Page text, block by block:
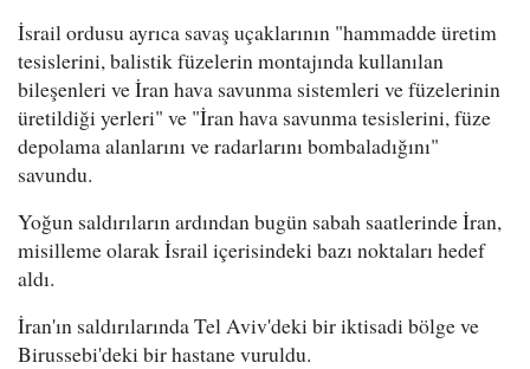
İsrail ordusu ayrıca savaş uçaklarının "hammadde üretim
tesislerini, balistik füzelerin montajında kullanılan
bileşenleri ve İran hava savunma sistemleri ve füzelerinin
üretildiği yerleri" ve "İran hava savunma tesislerini, füze
depolama alanlarını ve radarlarını bombaladığını"
savundu.
Yoğun saldırıların ardından bugün sabah saatlerinde İran,
misilleme olarak İsrail içerisindeki bazı noktaları hedef
aldı.
İran'ın saldırılarında Tel Aviv'deki bir iktisadi bölge ve
Birussebi'deki bir hastane vuruldu.